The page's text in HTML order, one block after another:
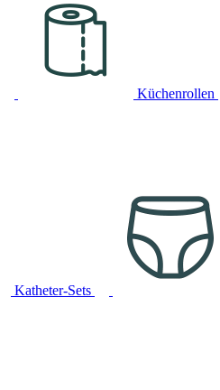
Küchenrollen
Katheter-Sets